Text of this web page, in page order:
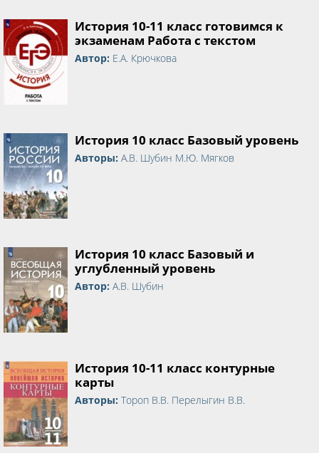
История 10-11 класс готовимся к
экзаменам Работа с текстом
Автор: Е.А. Крючкова
История 10 класс Базовый уровень
Авторы: А.В. Шубин М.Ю. Мягков
История 10 класс Базовый и
углубленный уровень
Автор: А.В. Шубин
История 10-11 класс контурные
карты
Авторы: Тороп В.В. Перелыгин В.В.